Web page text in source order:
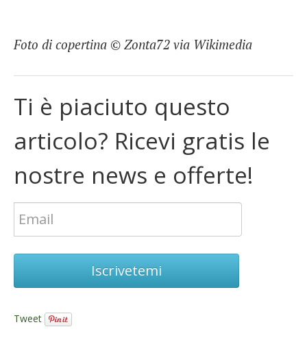
Foto di copertina © Zonta72 via Wikimedia
Ti è piaciuto questo
articolo? Ricevi gratis le
nostre news e offerte!
Iscrivetemi
Tweet